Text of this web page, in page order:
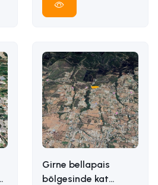
Girne bellapais
bölgesinde kat